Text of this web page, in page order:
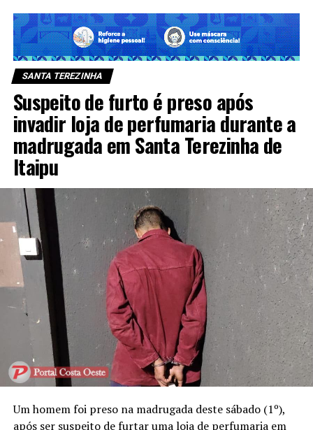
SANTA TEREZINHA
Suspeito de furto é preso após
invadir loja de perfumaria durante a
madrugada em Santa Terezinha de
Itaipu
Um homem foi preso na madrugada deste sábado (1º),
após ser suspeito de furtar uma loja de perfumaria em